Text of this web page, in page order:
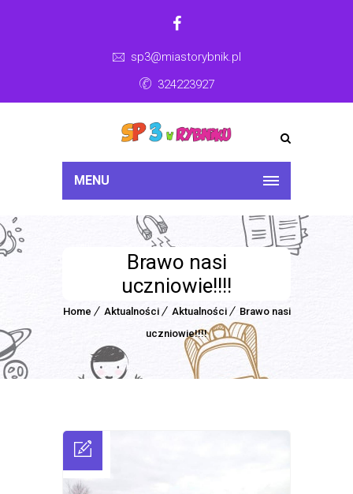
sp3@miastorybnik.pl
324223927
MENU
Brawo nasi
uczniowie!!!!
Home Aktualności Aktualności
Brawo nasi
uczniowie!!!!